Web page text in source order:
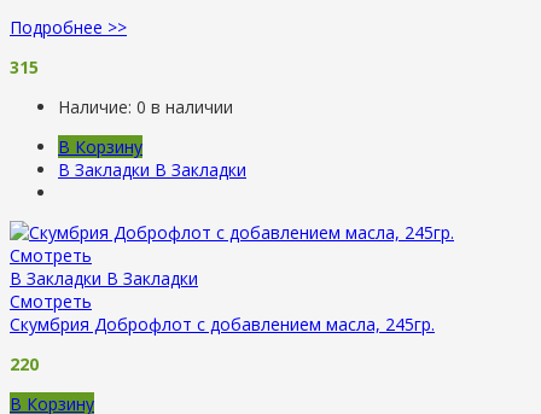
Подробнее >>
315
Наличие: 0 в наличии
В Корзину
В Закладки В Закладки
Смотреть
В Закладки В Закладки
Смотреть
Скумбрия Доброфлот с добавлением масла, 245гр.
220
В Корзину